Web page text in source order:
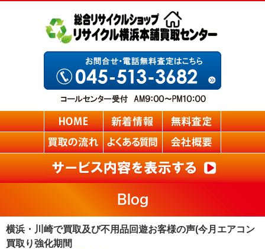
Blog
横浜・川崎で買取及び不用品回遊お客様の声(今月エアコン
買取り強化期間